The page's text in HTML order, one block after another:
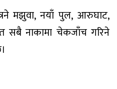
मझुवा, नयाँ पुल, आरुघाट,
सबै नाकामा चेकजाँच गरिने